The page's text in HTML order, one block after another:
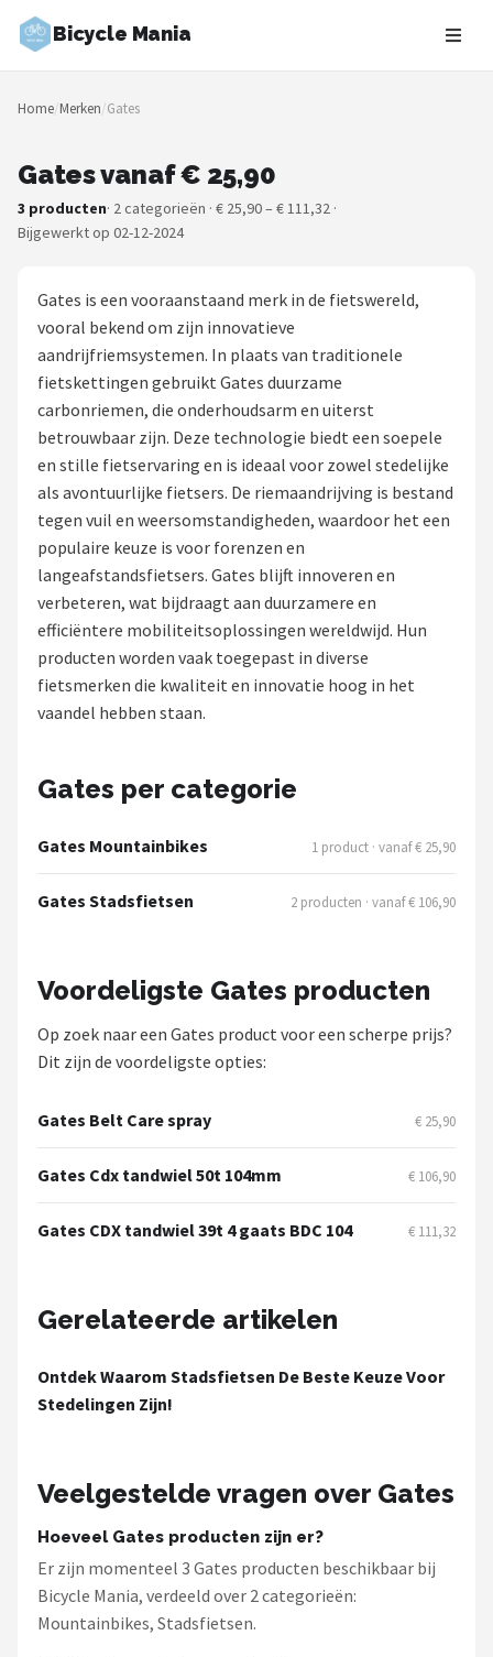
Bicycle Mania
Zoeken
NAVIGATIE
Merken
Fietsroutes
Kinderfietsen
Stadsfietsen
Elektrische fietsen
Mountainbikes
Shop
POPULAIRE MERKEN
Basil
Volare
ABUS
Schwalbe
Voltano
Cortina
Alle merken →
Home/Merken/Gates
Gates vanaf € 25,90
3 producten· 2 categorieën · € 25,90 – € 111,32 ·
Bijgewerkt op 02-12-2024
Gates is een vooraanstaand merk in de fietswereld,
vooral bekend om zijn innovatieve
aandrijfriemsystemen. In plaats van traditionele
fietskettingen gebruikt Gates duurzame
carbonriemen, die onderhoudsarm en uiterst
betrouwbaar zijn. Deze technologie biedt een soepele
en stille fietservaring en is ideaal voor zowel stedelijke
als avontuurlijke fietsers. De riemaandrijving is bestand
tegen vuil en weersomstandigheden, waardoor het een
populaire keuze is voor forenzen en
langeafstandsfietsers. Gates blijft innoveren en
verbeteren, wat bijdraagt aan duurzamere en
efficiëntere mobiliteitsoplossingen wereldwijd. Hun
producten worden vaak toegepast in diverse
fietsmerken die kwaliteit en innovatie hoog in het
vaandel hebben staan.
Gates per categorie
Gates Mountainbikes 1 product · vanaf € 25,90
Gates Stadsfietsen 2 producten · vanaf € 106,90
Voordeligste Gates producten
Op zoek naar een Gates product voor een scherpe prijs?
Dit zijn de voordeligste opties:
Gates Belt Care spray € 25,90
Gates Cdx tandwiel 50t 104mm € 106,90
Gates CDX tandwiel 39t 4 gaats BDC 104 € 111,32
Gerelateerde artikelen
Ontdek Waarom Stadsfietsen De Beste Keuze Voor
Stedelingen Zijn!
Veelgestelde vragen over Gates
Hoeveel Gates producten zijn er?
Er zijn momenteel 3 Gates producten beschikbaar bij
Bicycle Mania, verdeeld over 2 categorieën:
Mountainbikes, Stadsfietsen.